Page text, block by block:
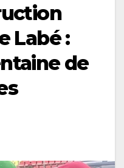
Labé :
de